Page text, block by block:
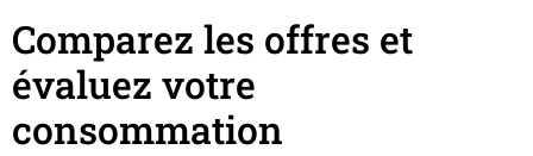
Comparez les offres et
évaluez votre
consommation